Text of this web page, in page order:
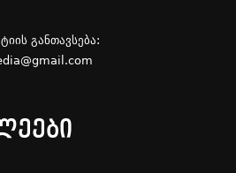
განთავსება: